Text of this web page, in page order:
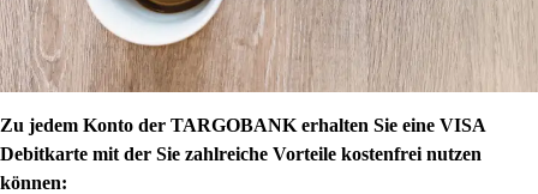
Zu jedem Konto der TARGOBANK erhalten Sie eine VISA
Debitkarte mit der Sie zahlreiche Vorteile kostenfrei nutzen
können: